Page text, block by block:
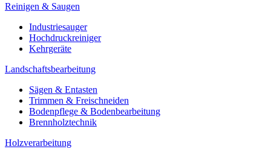
Reinigen & Saugen
Industriesauger
Hochdruckreiniger
Kehrgeräte
Landschaftsbearbeitung
Sägen & Entasten
Trimmen & Freischneiden
Bodenpflege & Bodenbearbeitung
Brennholztechnik
Holzverarbeitung